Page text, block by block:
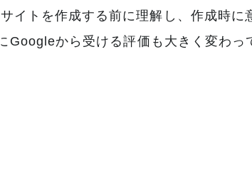
イトを作成する前に理解し、作成時に
Googleから受ける評価も大きく変わっ